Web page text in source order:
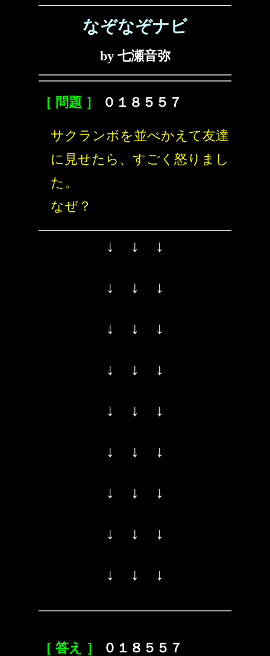
なぞなぞナビ
by 七瀬音弥
［ 問題 ］ ０１８５５７
サクランボを並べかえて友達
に見せたら、すごく怒りまし
た。
なぜ？
↓ ↓ ↓
↓ ↓ ↓
↓ ↓ ↓
↓ ↓ ↓
↓ ↓ ↓
↓ ↓ ↓
↓ ↓ ↓
↓ ↓ ↓
↓ ↓ ↓
［ 答え ］ ０１８５５７